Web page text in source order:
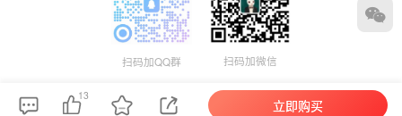
扫码加QQ群 扫码加微信
13
立即购买